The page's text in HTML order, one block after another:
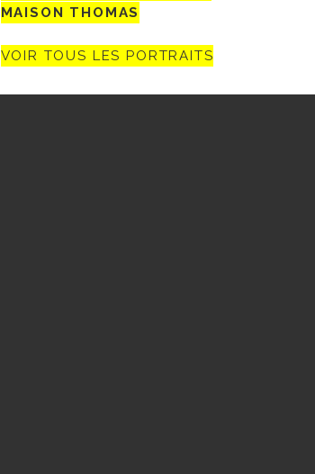
MAISON THOMAS
VOIR TOUS LES PORTRAITS